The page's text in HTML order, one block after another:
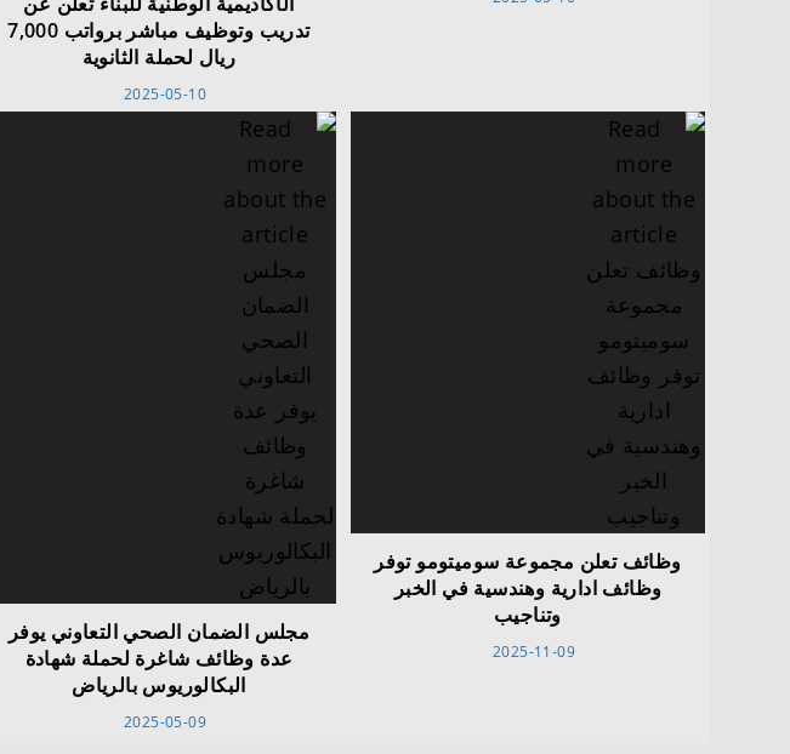
تدريب وتوظيف مباشر برواتب 7,000
ريال لحملة الثانوية
2025-05-10
مجلس الضمان الصحي التعاوني يوفر
عدة وظائف شاغرة لحملة شهادة
البكالوريوس بالرياض
2025-05-09
وظائف تعلن مجموعة سوميتومو توفر
وظائف ادارية وهندسية في الخبر
وتناجيب
2025-11-09